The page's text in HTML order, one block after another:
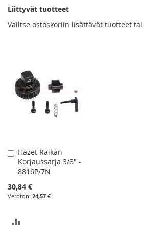
Liittyvät tuotteet
Valitse ostoskoriin lisättävät tuotteet tai
Hazet Räikän
Korjaussarja 3/8" -
8816P/7N
30,84 €
24,57 €
Lisää
ostoskoriin